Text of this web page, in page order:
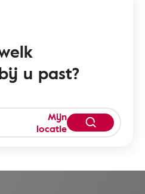
u past?
Mijn
locatie